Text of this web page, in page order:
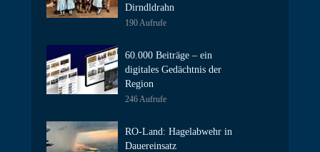
Dirndldrahn
190 Aufrufe
60.000 Beiträge – ein
digitales Gedächtnis der
Region
246 Aufrufe
RO-Land: Hagelabwehr in
Dauereinsatz